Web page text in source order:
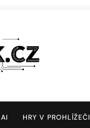
AI HRY V PROHLÍŽEČI